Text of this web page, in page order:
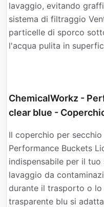
lavaggio, evitando
sistema di filtraggio
particelle di sporco
l'acqua pulita in
ChemicalWorkz -
clear blue -
Il coperchio per
Performance Buckets
indispensabile per il
lavaggio da
durante il trasporto o
trasparente blu si